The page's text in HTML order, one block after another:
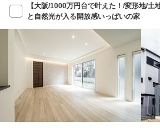
【大阪/1000万円台で叶えた！/変形地/土
と自然光が入る開放感いっぱいの家